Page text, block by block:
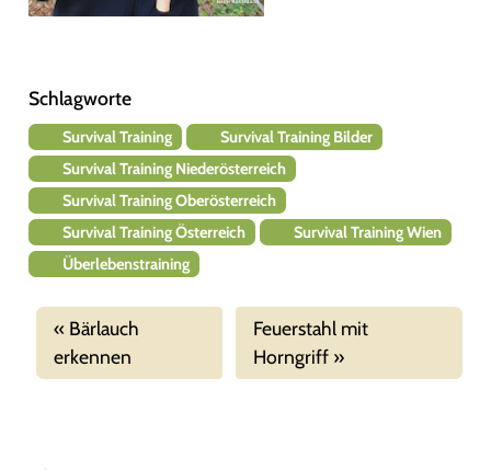
Schlagworte
Survival Training
Survival Training Bilder
Survival Training Niederösterreich
Survival Training Oberösterreich
Survival Training Österreich
Survival Training Wien
Überlebenstraining
Bärlauch
erkennen
Feuerstahl mit
Horngriff